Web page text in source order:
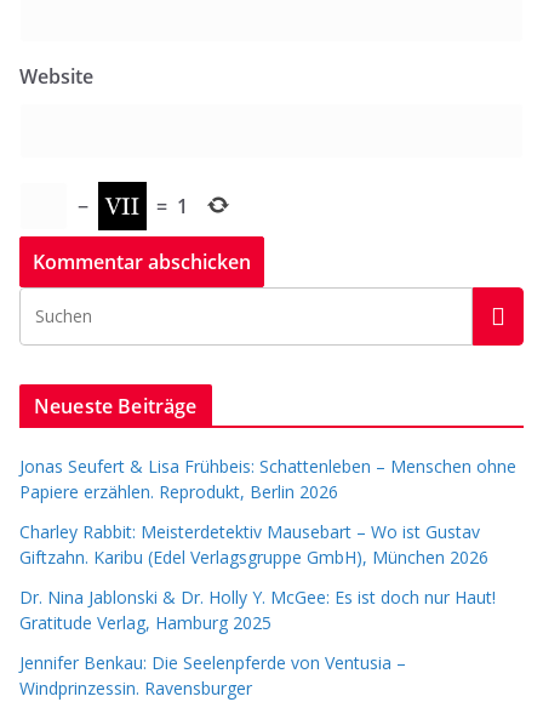
Website
− = 1
Neueste Beiträge
Jonas Seufert & Lisa Frühbeis: Schattenleben – Menschen ohne
Papiere erzählen. Reprodukt, Berlin 2026
Charley Rabbit: Meisterdetektiv Mausebart – Wo ist Gustav
Giftzahn. Karibu (Edel Verlagsgruppe GmbH), München 2026
Dr. Nina Jablonski & Dr. Holly Y. McGee: Es ist doch nur Haut!
Gratitude Verlag, Hamburg 2025
Jennifer Benkau: Die Seelenpferde von Ventusia –
Windprinzessin. Ravensburger